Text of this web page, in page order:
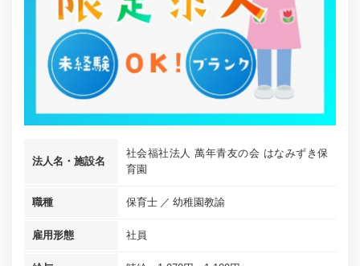
法人名・施設名
社会福社法人 萬年青友の会 はなみずき保
育園
職種 保育士 幼稚園教諭
雇用形態 社員